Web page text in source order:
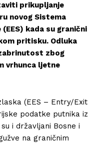
prikupljanje
novog Sistema
kada su granični
pritisku. Odluka
zbog
vrhunca ljetne
(EES – Entry/Exit
podatke putnika iz
i državljani Bosne i
na graničnim